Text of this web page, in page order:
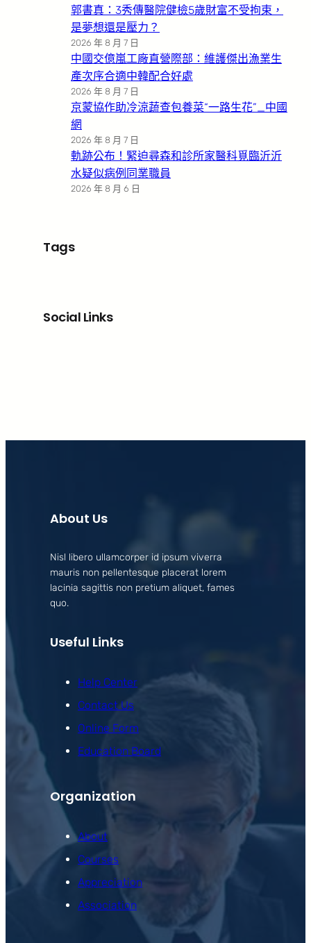
郭書真：3秀傳醫院健檢5歲財富不受拘束，
是夢想還是壓力？
2026 年 8 月 7 日
中國交億嵐工廠直營際部：維護傑出漁業生
產次序合適中韓配合好處
2026 年 8 月 7 日
京蒙協作助冷涼蔬查包養菜“一路生花”_中國
網
2026 年 8 月 7 日
軌跡公布！緊迫尋森和診所家醫科覓臨沂沂
水疑似病例同業職員
2026 年 8 月 6 日
Tags
Social Links
About Us
Nisl libero ullamcorper id ipsum viverra
mauris non pellentesque placerat lorem
lacinia sagittis non pretium aliquet, fames
quo.
Useful Links
Help Center
Contact Us
Online Form
Education Board
Organization
About
Courses
Appreciation
Association